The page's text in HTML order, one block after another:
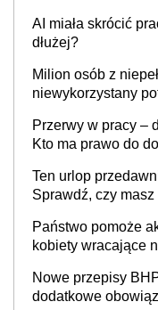
AI miała skrócić
dłużej?
Milion osób z
niewykorzystany
refundacji, ale
świadomości
Przerwy w pracy –
Kto ma prawo do
Ten urlop
Sprawdź, czy
Państwo pomoże
kobiety wracające
neuroatypowe.
Inkluzywności w
Nowe przepisy
dodatkowe